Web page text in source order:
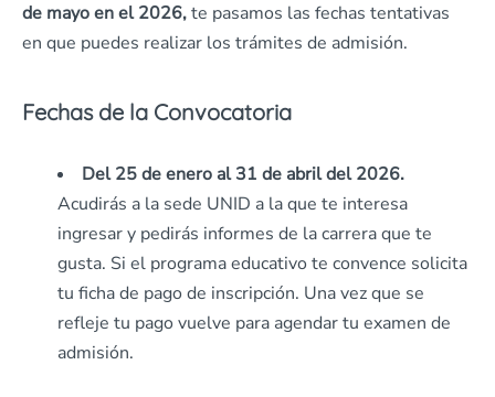
de mayo en el 2026,te pasamos las fechas tentativas
en que puedes realizar los trámites de admisión.
Fechas de la Convocatoria
Del 25 de enero al 31 de abril del 2026.
Acudirás a la sede UNID a la que te interesa
ingresar y pedirás informes de la carrera que te
gusta. Si el programa educativo te convence solicita
tu ficha de pago de inscripción. Una vez que se
refleje tu pago vuelve para agendar tu examen de
admisión.